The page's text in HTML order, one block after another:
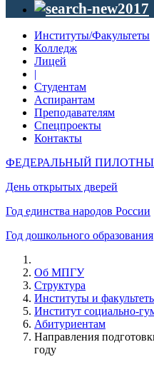
Институты/Факультеты
Колледж
Лицей
|
Студентам
Аспирантам
Преподавателям
Спецпроекты
Контакты
ФЕДЕРАЛЬНЫЙ
День открытых дверей
Год единства народов России
Год дошкольного образования
Об МПГУ
Структура
Институты и
Институт социально-
Абитуриентам
Направления
году